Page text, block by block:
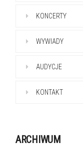
KONCERTY
WYWIADY
AUDYCJE
KONTAKT
ARCHIWUM